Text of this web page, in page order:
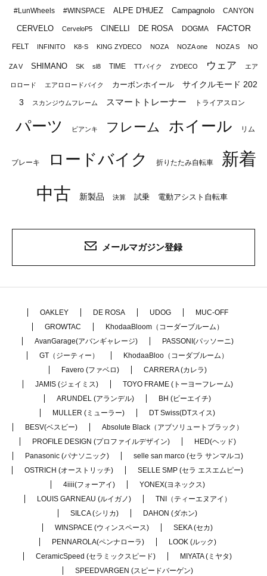
#LunWheels #WINSPACE ALPE D'HUEZ Campagnolo CANYON
CERVELO CerveloP5 CINELLI DE ROSA DOGMA FACTOR
FELT INFINITO K8-S KING ZYDECO NOZA NOZA one NOZA S NO
ZA V SHIMANO SK sl8 TIME TTバイク ZYDECO ウェア エア
ロロード エアロロードバイク カーボンホイール
サイクルモード 202
3
スカンジウムフレーム スマートトレーナー トライアスロン
パーツ ビアンキ フレーム ホイール リム
ブレーキ ロードバイク 折りたたみ自転車
新着
中古
新製品 決算 試乗 電動アシスト自転車
メールマガジン登録
OAKLEY DE ROSA UDOG
MUC-OFF
GROWTAC
KhodaaBloom（コーダーブルーム）
AvanGarage(アバンギャレージ)
PASSONI(パッソーニ)
GT（ジーティー）
KhodaaBloo（コーダブルーム）
Favero (ファベロ)
CARRERA (カレラ)
JAMIS (ジェイミス)
TOYO FRAME (トーヨーフレーム)
ARUNDEL (アランデル)
BH (ビーエイチ)
MULLER (ミューラー)
DT Swiss(DTスイス)
BESV(ベスビー)
Absolute Black（アブソリュートブラック）
PROFILE DESIGN (プロファイルデザイン)
HED(ヘッド)
Panasonic (パナソニック)
selle san marco (セラ サンマルコ)
OSTRICH (オーストリッチ)
SELLE SMP (セラ エスエムピー)
4iiii(フォーアイ)
YONEX(ヨネックス)
LOUIS GARNEAU (ルイガノ)
TNI（ティーエヌアイ）
SILCA (シリカ)
DAHON (ダホン)
WINSPACE (ウィンスペース)
SEKA (セカ)
PENNAROLA(ペンナローラ)
LOOK (ルック)
CeramicSpeed (セラミックスピード)
MIYATA (ミヤタ)
SPEEDVARGEN (スピードバーゲン)